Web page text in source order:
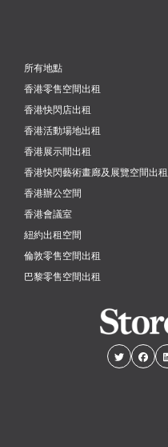
所有地點
香港零售空間出租
香港快閃店出租
香港活動場地出租
香港展示間出租
香港快閃藝術畫廊及展覽空間出租
香港辦公空間
香港會議室
紐約出租空間
倫敦零售空間出租
巴黎零售空間出租